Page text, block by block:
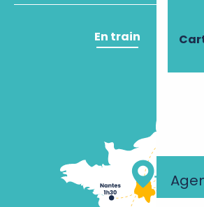
En train En